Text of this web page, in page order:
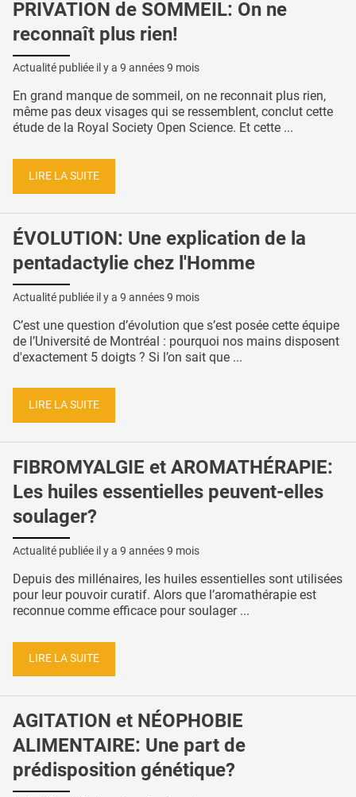
PRIVATION de SOMMEIL: On ne
reconnaît plus rien!
Actualité publiée il y a 9 années 9 mois
En grand manque de sommeil, on ne reconnait plus rien,
même pas deux visages qui se ressemblent, conclut cette
étude de la Royal Society Open Science. Et cette ...
LIRE LA SUITE
ÉVOLUTION: Une explication de la
pentadactylie chez l'Homme
Actualité publiée il y a 9 années 9 mois
C’est une question d’évolution que s’est posée cette équipe
de l’Université de Montréal : pourquoi nos mains disposent
d'exactement 5 doigts ? Si l’on sait que ...
LIRE LA SUITE
FIBROMYALGIE et AROMATHÉRAPIE:
Les huiles essentielles peuvent-elles
soulager?
Actualité publiée il y a 9 années 9 mois
Depuis des millénaires, les huiles essentielles sont utilisées
pour leur pouvoir curatif. Alors que l’aromathérapie est
reconnue comme efficace pour soulager ...
LIRE LA SUITE
AGITATION et NÉOPHOBIE
ALIMENTAIRE: Une part de
prédisposition génétique?